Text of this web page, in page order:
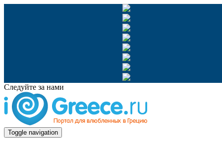
Следуйте за нами
Toggle navigation